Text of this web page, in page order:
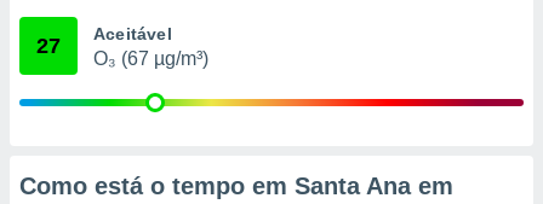
através
27 Aceitável
O₃ (67 µg/m³)
Como está o tempo em Santa Ana em